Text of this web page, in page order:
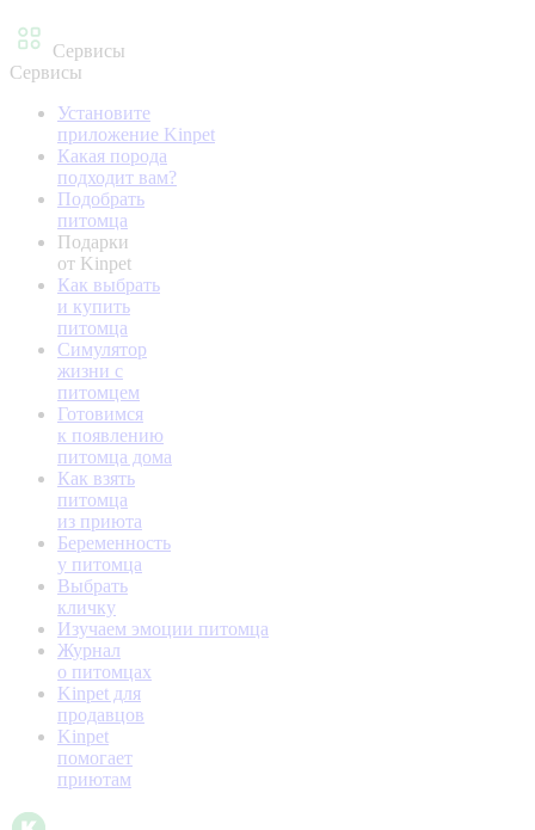
Сервисы
Сервисы
Установите
приложение Kinpet
Какая порода
подходит вам?
Подобрать
питомца
Подарки
от Kinpet
Как выбрать
и купить
питомца
Симулятор
жизни с
питомцем
Готовимся
к появлению
питомца дома
Как взять
питомца
из приюта
Беременность
у питомца
Выбрать
кличку
Изучаем эмоции питомца
Журнал
о питомцах
Kinpet для
продавцов
Kinpet
помогает
приютам